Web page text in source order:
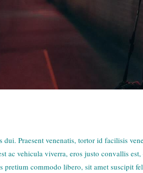
dui. Praesent venenatis, tortor id facilisis
ac vehicula viverra, eros justo convallis
pretium commodo libero, sit amet suscipit